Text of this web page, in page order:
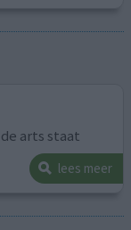
arts staat
lees meer